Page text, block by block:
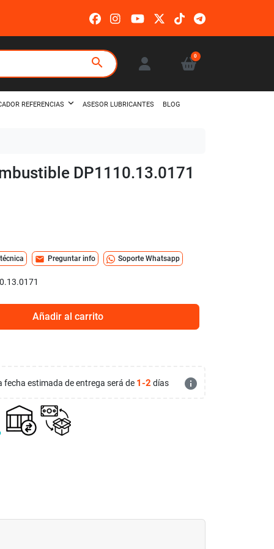
search 0
REFERENCIAS ASESOR LUBRICANTES BLOG
DP1110.13.0171
mail Preguntar info Soporte Whatsapp
Añadir al carrito
fecha estimada de entrega será de 1-2 días info